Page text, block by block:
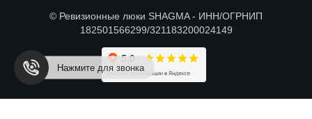
© Ревизионные люки SHAGMA - ИНН/ОГРНИП
182501566299/321183200024149
Нажмите для звонка